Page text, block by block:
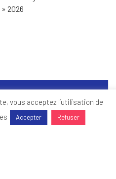
VIP Stage & Alternance
» 2026
vous acceptez l’utilisation de
Accepter Refuser